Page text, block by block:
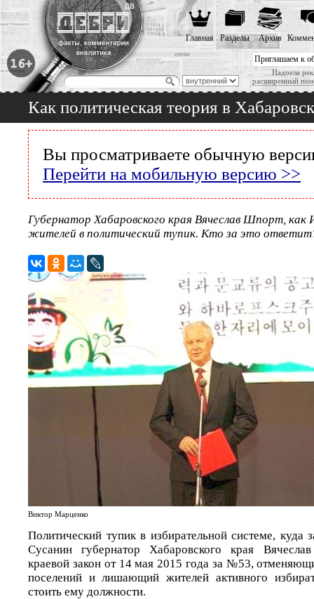
Приглашаем к
Надоела
расширенный
Главная Разделы Архив
Как политическая теория в
Вы просматриваете обычную
Перейти на мобильную версию >>
Губернатор Хабаровского края Вячеслав Шпорт, как
жителей в политический тупик. Кто за это
Виктор Марценко
Политический тупик в избирательной системе, куда
Сусанин губернатор Хабаровского края
краевой закон от 14 мая 2015 года за №53,
поселений и лишающий жителей активного
стоить ему должности.